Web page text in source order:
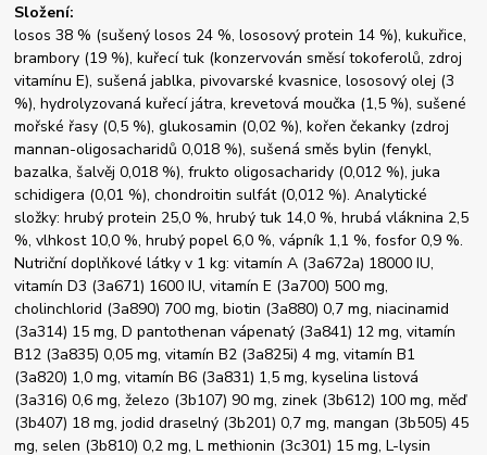
Složení:
losos 38 % (sušený losos 24 %, lososový protein 14 %), kukuřice,
brambory (19 %), kuřecí tuk (konzervován směsí tokoferolů, zdroj
vitamínu E), sušená jablka, pivovarské kvasnice, lososový olej (3
%), hydrolyzovaná kuřecí játra, krevetová moučka (1,5 %), sušené
mořské řasy (0,5 %), glukosamin (0,02 %), kořen čekanky (zdroj
mannan-oligosacharidů 0,018 %), sušená směs bylin (fenykl,
bazalka, šalvěj 0,018 %), frukto oligosacharidy (0,012 %), juka
schidigera (0,01 %), chondroitin sulfát (0,012 %). Analytické
složky: hrubý protein 25,0 %, hrubý tuk 14,0 %, hrubá vláknina 2,5
%, vlhkost 10,0 %, hrubý popel 6,0 %, vápník 1,1 %, fosfor 0,9 %.
Nutriční doplňkové látky v 1 kg: vitamín A (3a672a) 18000 IU,
vitamín D3 (3a671) 1600 IU, vitamín E (3a700) 500 mg,
cholinchlorid (3a890) 700 mg, biotin (3a880) 0,7 mg, niacinamid
(3a314) 15 mg, D pantothenan vápenatý (3a841) 12 mg, vitamín
B12 (3a835) 0,05 mg, vitamín B2 (3a825i) 4 mg, vitamín B1
(3a820) 1,0 mg, vitamín B6 (3a831) 1,5 mg, kyselina listová
(3a316) 0,6 mg, železo (3b107) 90 mg, zinek (3b612) 100 mg, měď
(3b407) 18 mg, jodid draselný (3b201) 0,7 mg, mangan (3b505) 45
mg, selen (3b810) 0,2 mg, L methionin (3c301) 15 mg, L-lysin